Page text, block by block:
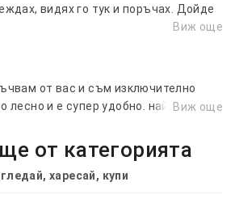
видях го тук и поръчах. Дойде
Виж още
от вас и съм изключително
лесно и е супер удобно. най-добрите
Виж още
от категорията
харесай, купи